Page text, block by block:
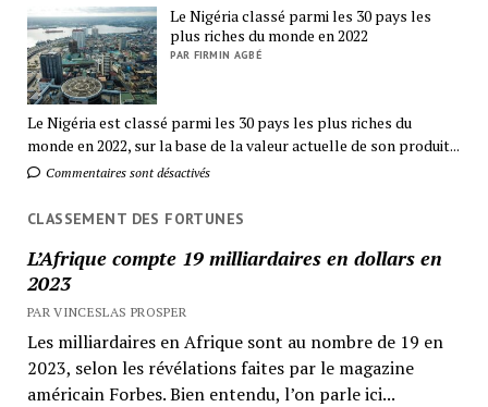
Le Nigéria classé parmi les 30 pays les
plus riches du monde en 2022
PAR FIRMIN AGBÉ
Le Nigéria est classé parmi les 30 pays les plus riches du
monde en 2022, sur la base de la valeur actuelle de son produit...
Commentaires sont désactivés
CLASSEMENT DES FORTUNES
L’Afrique compte 19 milliardaires en dollars en
2023
PAR VINCESLAS PROSPER
Les milliardaires en Afrique sont au nombre de 19 en
2023, selon les révélations faites par le magazine
américain Forbes. Bien entendu, l’on parle ici...